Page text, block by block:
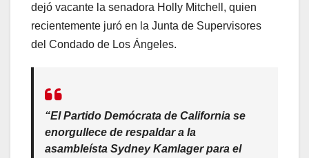
dejó vacante la senadora Holly Mitchell, quien
recientemente juró en la Junta de Supervisores
del Condado de Los Ángeles.
“El Partido Demócrata de California se
enorgullece de respaldar a la
asambleísta Sydney Kamlager para el